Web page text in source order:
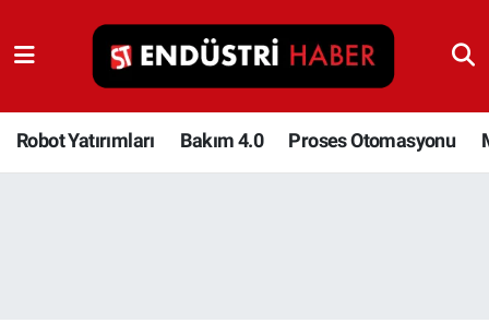
Robot Yatırımları Bakım 4.0 Proses Otomasyonu
Robot Yatırımları
Bakım 4.0